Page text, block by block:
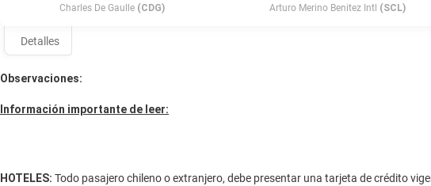
Charles De Gaulle (CDG) Arturo Merino Benitez Intl (SCL)
Detalles
Observaciones:
Información importante de leer:
HOTELES: Todo pasajero chileno o extranjero, debe presentar una tarjeta de crédito